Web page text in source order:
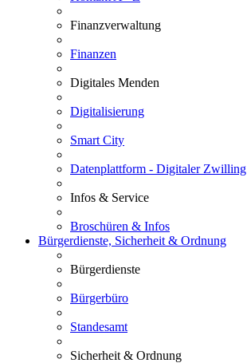
Finanzverwaltung
Finanzen
Digitales Menden
Digitalisierung
Smart City
Datenplattform - Digitaler Zwilling
Infos & Service
Broschüren & Infos
Bürgerdienste, Sicherheit & Ordnung
Bürgerdienste
Bürgerbüro
Standesamt
Sicherheit & Ordnung